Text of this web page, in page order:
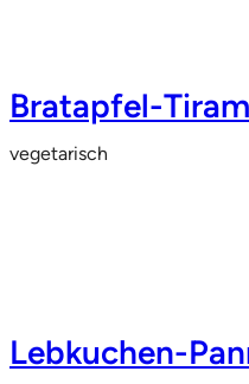
Bratapfel-
vegetarisch
Lebkuchen-